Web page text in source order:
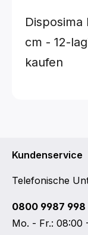
cm - 12-
kaufen
Kundenservice
Telefonische
0800 9987 998
Mo. - Fr.: 08:00